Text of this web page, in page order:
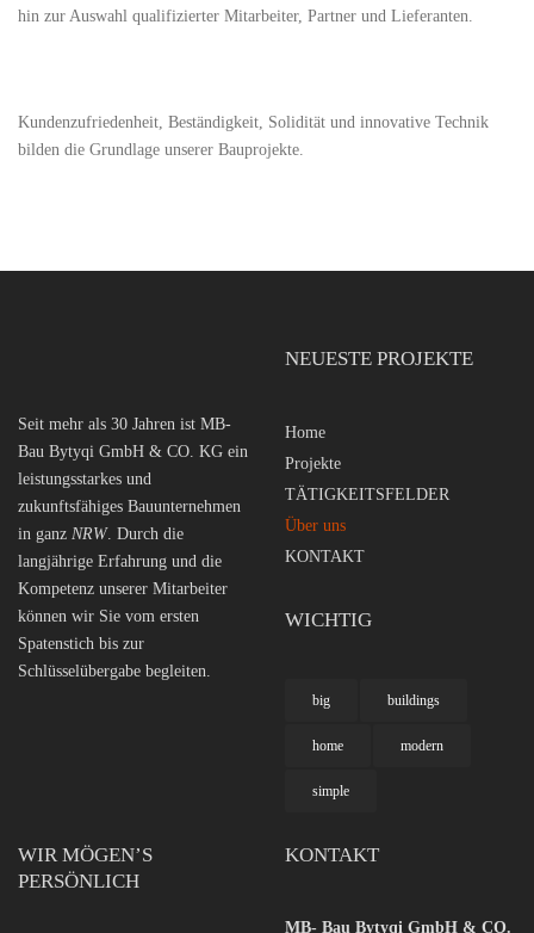
hin zur Auswahl qualifizierter Mitarbeiter, Partner und Lieferanten.
Kundenzufriedenheit, Beständigkeit, Solidität und innovative Technik
bilden die Grundlage unserer Bauprojekte.
Seit mehr als 30 Jahren ist MB-
Bau Bytyqi GmbH & CO. KG ein
leistungsstarkes und
zukunftsfähiges Bauunternehmen
in ganz NRW. Durch die
langjährige Erfahrung und die
Kompetenz unserer Mitarbeiter
können wir Sie vom ersten
Spatenstich bis zur
Schlüsselübergabe begleiten.
NEUESTE PROJEKTE
Home
Projekte
TÄTIGKEITSFELDER
Über uns
KONTAKT
WICHTIG
big buildings
home modern
simple
WIR MÖGEN’S
PERSÖNLICH
KONTAKT
MB- Bau Bytyqi GmbH & CO.